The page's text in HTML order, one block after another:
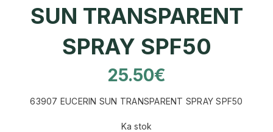
SUN TRANSPARENT
SPRAY SPF50
25.50€
63907 EUCERIN SUN TRANSPARENT SPRAY SPF50
Ka stok